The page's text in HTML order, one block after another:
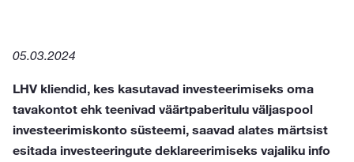
05.03.2024
LHV kliendid, kes kasutavad investeerimiseks oma
tavakontot ehk teenivad väärtpaberitulu väljaspool
investeerimiskonto süsteemi, saavad alates märtsist
esitada investeeringute deklareerimiseks vajaliku info